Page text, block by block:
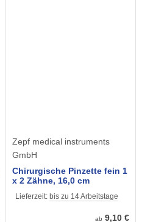
Zepf medical instruments
GmbH
Chirurgische Pinzette fein 1
x 2 Zähne, 16,0 cm
Lieferzeit: bis zu 14 Arbeitstage
ab 9,10 €